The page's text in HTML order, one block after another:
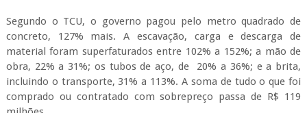
Segundo o TCU, o governo pagou pelo metro quadrado de
concreto, 127% mais. A escavação, carga e descarga de
material foram superfaturados entre 102% a 152%; a mão de
obra, 22% a 31%; os tubos de aço, de 20% a 36%; e a brita,
incluindo o transporte, 31% a 113%. A soma de tudo o que foi
comprado ou contratado com sobrepreço passa de R$ 119